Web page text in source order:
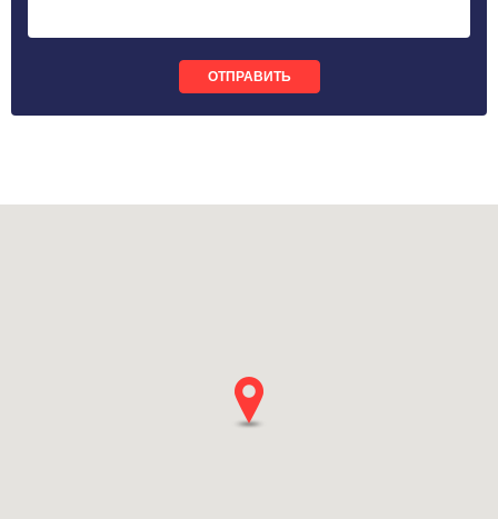
ОТПРАВИТЬ